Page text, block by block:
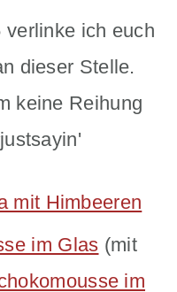
ich euch
dieser Stelle.
keine Reihung
mit Himbeeren
im Glas (mit
im